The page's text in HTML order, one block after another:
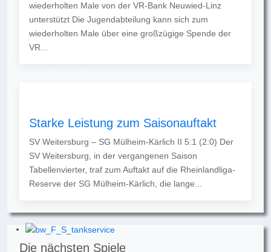
wiederholten Male von der VR-Bank Neuwied-Linz
unterstützt Die Jugendabteilung kann sich zum
wiederholten Male über eine großzügige Spende der
VR...
Starke Leistung zum Saisonauftakt
SV Weitersburg – SG Mülheim-Kärlich II 5:1 (2:0) Der
SV Weitersburg, in der vergangenen Saison
Tabellenvierter, traf zum Auftakt auf die Rheinlandliga-
Reserve der SG Mülheim-Kärlich, die lange...
Die nächsten Spiele